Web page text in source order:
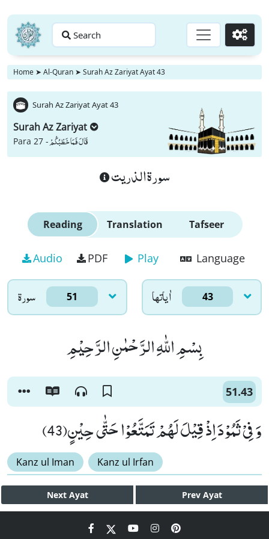
Search Go
Home ➤ Al-Quran ➤ Surah Az Zariyat Ayat 43
Surah Az Zariyat Ayat 43
Surah Az Zariyat
Para 27 -قَالَ فَمَا خَطْبُكُمْ
سورة الذريت
Reading Translation Tafseer
Audio PDF Play Language
سورۃ 51 اٰياتها 43
بِسْمِ اللّٰهِ الرَّحْمٰنِ الرَّحِیْمِ
51.43
وَ فِیْ ثَمُوْدَ اِذْ قِیْلَ لَهُمْ تَمَتَّعُوْا حَتّٰى حِیْنٍ(43)
Kanz ul Iman Kanz ul Irfan
Next Ayat Prev Ayat